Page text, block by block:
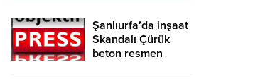
Şanlıurfa’da inşaat
Skandalı Çürük
beton resmen